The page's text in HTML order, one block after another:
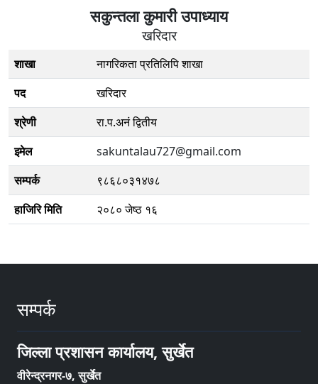
सकुन्तला कुमारी उपाध्याय
खरिदार
शाखा
नागरिकता प्रतिलिपि शाखा
पद
खरिदार
श्रेणी
रा.प.अनं द्वितीय
इमेल
sakuntalau727@gmail.com
सम्पर्क
९८६८०३१४७८
हाजिरि मिति
२०८० जेष्ठ १६
सम्पर्क
जिल्ला प्रशासन कार्यालय, सुर्खेत
वीरेन्द्रनगर-७, सुर्खेत